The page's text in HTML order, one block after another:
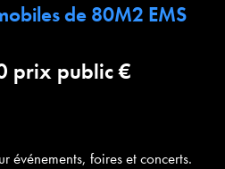
de 80M2 EMS
prix public €
événements, foires et concerts.